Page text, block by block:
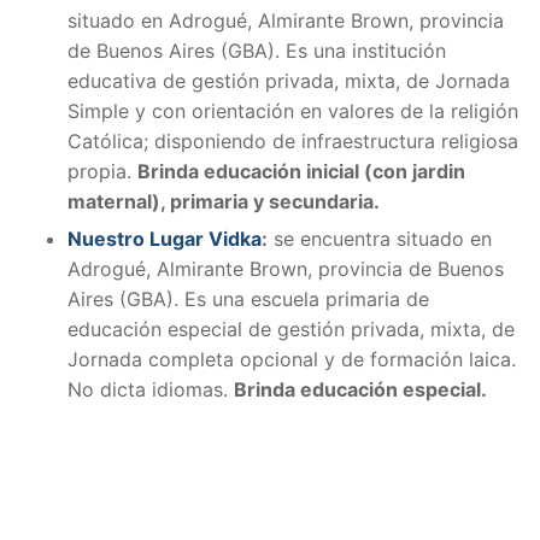
situado en Adrogué, Almirante Brown, provincia
de Buenos Aires (GBA). Es una institución
educativa de gestión privada, mixta, de Jornada
Simple y con orientación en valores de la religión
Católica; disponiendo de infraestructura religiosa
propia. Brinda educación inicial (con jardin
maternal), primaria y secundaria.
Nuestro Lugar Vidka: se encuentra situado en
Adrogué, Almirante Brown, provincia de Buenos
Aires (GBA). Es una escuela primaria de
educación especial de gestión privada, mixta, de
Jornada completa opcional y de formación laica.
No dicta idiomas. Brinda educación especial.